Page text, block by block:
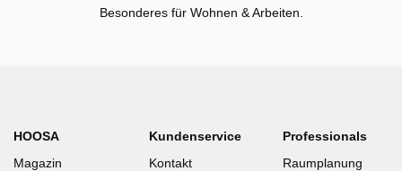
Besonderes für Wohnen & Arbeiten.
HOOSA
Magazin
Kundenservice
Kontakt
Professionals
Raumplanung